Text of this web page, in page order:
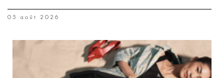
05 août 2026